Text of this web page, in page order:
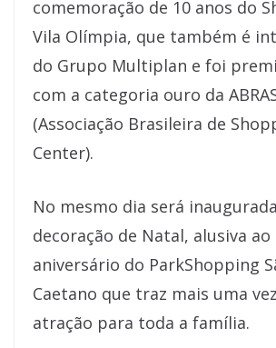
comemoração de 10 anos do
Vila Olímpia, que também é
do Grupo Multiplan e foi
com a categoria ouro da
(Associação Brasileira de
Center).
No mesmo dia será
decoração de Natal, alusiva ao
aniversário do ParkShopping
Caetano que traz mais uma
atração para toda a família.